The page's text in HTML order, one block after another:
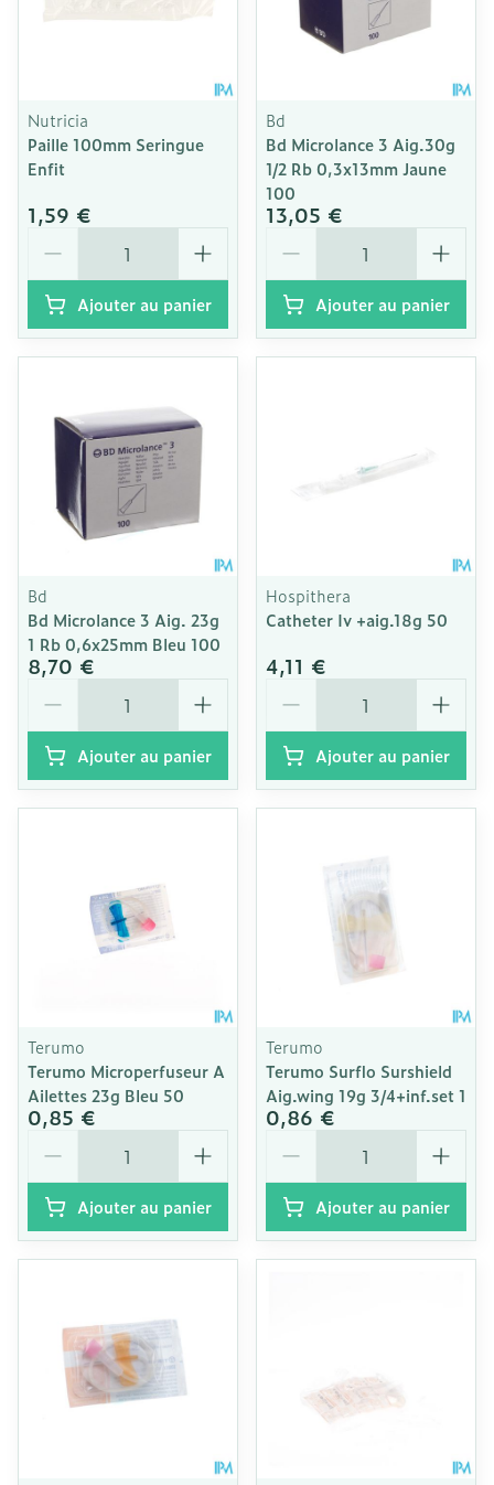
Nutricia
Paille 100mm Seringue
Enfit
1,59 €
Ajouter au panier
Bd
Bd Microlance 3 Aig.30g
1/2 Rb 0,3x13mm Jaune
100
13,05 €
Ajouter au panier
Bd
Bd Microlance 3 Aig. 23g
1 Rb 0,6x25mm Bleu 100
8,70 €
Ajouter au panier
Hospithera
Catheter Iv +aig.18g 50
4,11 €
Ajouter au panier
Terumo
Terumo Microperfuseur A
Ailettes 23g Bleu 50
0,85 €
Ajouter au panier
Terumo
Terumo Surflo Surshield
Aig.wing 19g 3/4+inf.set 1
0,86 €
Ajouter au panier